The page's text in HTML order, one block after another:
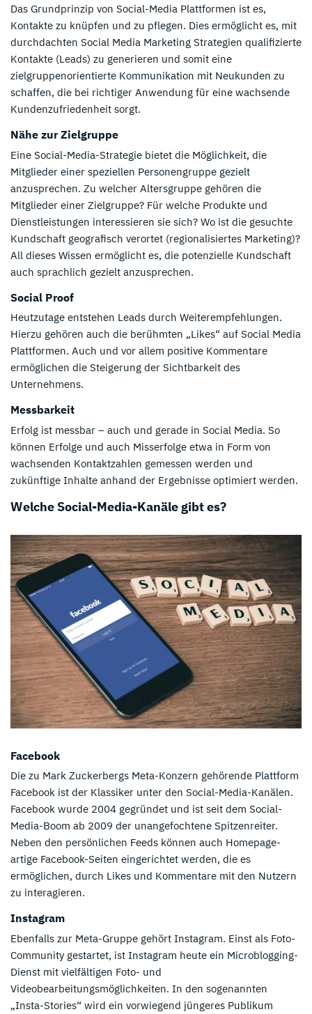
Das Grundprinzip von Social-Media Plattformen ist es,
Kontakte zu knüpfen und zu pflegen. Dies ermöglicht es, mit
durchdachten Social Media Marketing Strategien qualifizierte
Kontakte (Leads) zu generieren und somit eine
zielgruppenorientierte Kommunikation mit Neukunden zu
schaffen, die bei richtiger Anwendung für eine wachsende
Kundenzufriedenheit sorgt.
Nähe zur Zielgruppe
Eine Social-Media-Strategie bietet die Möglichkeit, die
Mitglieder einer speziellen Personengruppe gezielt
anzusprechen. Zu welcher Altersgruppe gehören die
Mitglieder einer Zielgruppe? Für welche Produkte und
Dienstleistungen interessieren sie sich? Wo ist die gesuchte
Kundschaft geografisch verortet (regionalisiertes Marketing)?
All dieses Wissen ermöglicht es, die potenzielle Kundschaft
auch sprachlich gezielt anzusprechen.
Social Proof
Heutzutage entstehen Leads durch Weiterempfehlungen.
Hierzu gehören auch die berühmten „Likes“ auf Social Media
Plattformen. Auch und vor allem positive Kommentare
ermöglichen die Steigerung der Sichtbarkeit des
Unternehmens.
Messbarkeit
Erfolg ist messbar – auch und gerade in Social Media. So
können Erfolge und auch Misserfolge etwa in Form von
wachsenden Kontaktzahlen gemessen werden und
zukünftige Inhalte anhand der Ergebnisse optimiert werden.
Welche Social-Media-Kanäle gibt es?
Facebook
Die zu Mark Zuckerbergs Meta-Konzern gehörende Plattform
Facebook ist der Klassiker unter den Social-Media-Kanälen.
Facebook wurde 2004 gegründet und ist seit dem Social-
Media-Boom ab 2009 der unangefochtene Spitzenreiter.
Neben den persönlichen Feeds können auch Homepage-
artige Facebook-Seiten eingerichtet werden, die es
ermöglichen, durch Likes und Kommentare mit den Nutzern
zu interagieren.
Instagram
Ebenfalls zur Meta-Gruppe gehört Instagram. Einst als Foto-
Community gestartet, ist Instagram heute ein Microblogging-
Dienst mit vielfältigen Foto- und
Videobearbeitungsmöglichkeiten. In den sogenannten
„Insta-Stories“ wird ein vorwiegend jüngeres Publikum